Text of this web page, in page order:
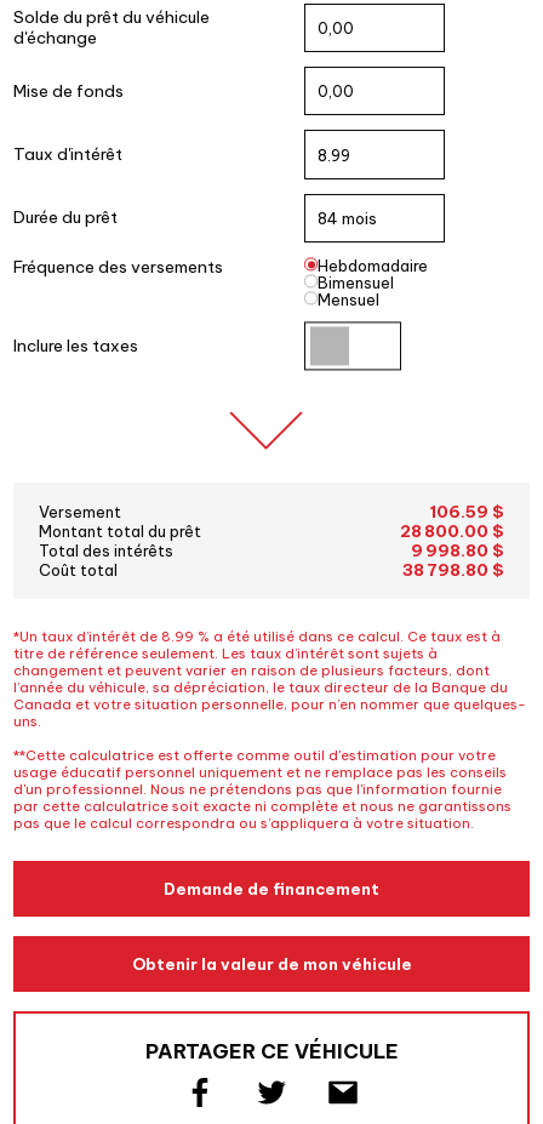
Solde du prêt du véhicule
d'échange
Mise de fonds
Taux d'intérêt
Durée du prêt
Fréquence des versements
Hebdomadaire
Bimensuel
Mensuel
Inclure les taxes
Versement 106.59 $
Montant total du prêt 28 800.00 $
Total des intérêts 9 998.80 $
Coût total 38 798.80 $
*Un taux d’intérêt de 8.99 % a été utilisé dans ce calcul. Ce taux est à
titre de référence seulement. Les taux d’intérêt sont sujets à
changement et peuvent varier en raison de plusieurs facteurs, dont
l’année du véhicule, sa dépréciation, le taux directeur de la Banque du
Canada et votre situation personnelle, pour n’en nommer que quelques-
uns.
**Cette calculatrice est offerte comme outil d'estimation pour votre
usage éducatif personnel uniquement et ne remplace pas les conseils
d'un professionnel. Nous ne prétendons pas que l'information fournie
par cette calculatrice soit exacte ni complète et nous ne garantissons
pas que le calcul correspondra ou s’appliquera à votre situation.
Demande de financement
Obtenir la valeur de mon véhicule
PARTAGER CE VÉHICULE